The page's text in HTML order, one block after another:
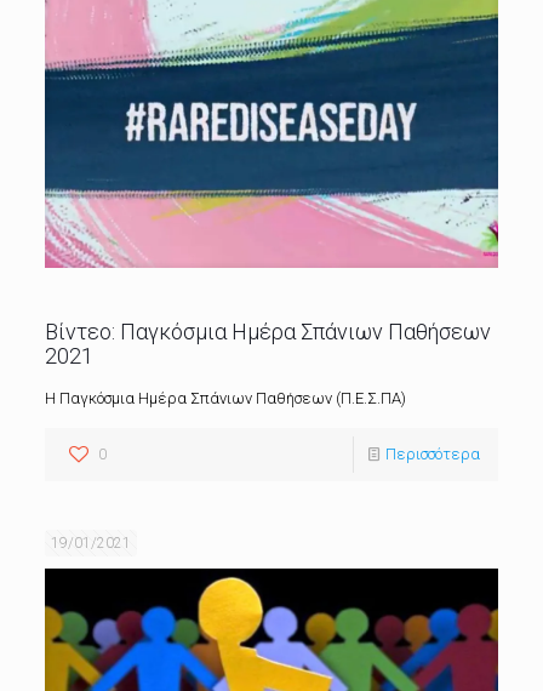
Βίντεο: Παγκόσμια Ημέρα Σπάνιων Παθήσεων
2021
Η Παγκόσμια Ημέρα Σπάνιων Παθήσεων (Π.Ε.Σ.ΠΑ)
0 Περισσότερα
19/01/2021